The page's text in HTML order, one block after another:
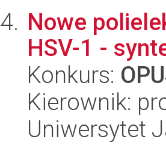
Nowe
HSV-1 -
Konkurs:
Kierownik:
Uniwersytet